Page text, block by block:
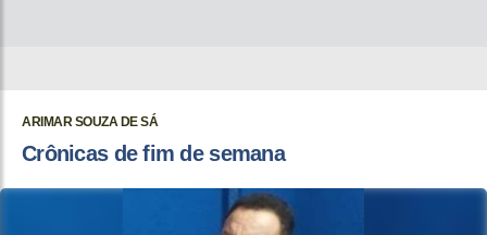
ARIMAR SOUZA DE SÁ
Crônicas de fim de semana